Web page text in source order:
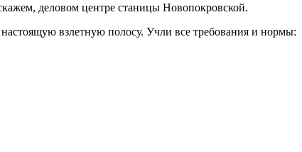
деловом центре станицы Новопокровской.
взлетную полосу. Учли все требования и нормы: